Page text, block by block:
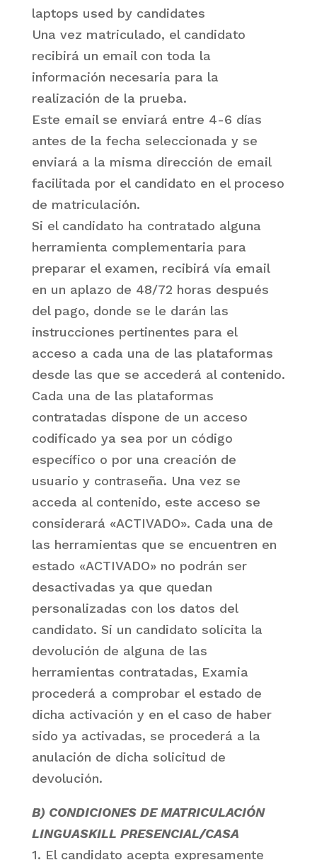
laptops used by candidates
Una vez matriculado, el candidato
recibirá un email con toda la
información necesaria para la
realización de la prueba.
Este email se enviará entre 4-6 días
antes de la fecha seleccionada y se
enviará a la misma dirección de email
facilitada por el candidato en el proceso
de matriculación.
Si el candidato ha contratado alguna
herramienta complementaria para
preparar el examen, recibirá vía email
en un aplazo de 48/72 horas después
del pago, donde se le darán las
instrucciones pertinentes para el
acceso a cada una de las plataformas
desde las que se accederá al contenido.
Cada una de las plataformas
contratadas dispone de un acceso
codificado ya sea por un código
específico o por una creación de
usuario y contraseña. Una vez se
acceda al contenido, este acceso se
considerará «ACTIVADO». Cada una de
las herramientas que se encuentren en
estado «ACTIVADO» no podrán ser
desactivadas ya que quedan
personalizadas con los datos del
candidato. Si un candidato solicita la
devolución de alguna de las
herramientas contratadas, Examia
procederá a comprobar el estado de
dicha activación y en el caso de haber
sido ya activadas, se procederá a la
anulación de dicha solicitud de
devolución.
B) CONDICIONES DE MATRICULACIÓN
LINGUASKILL PRESENCIAL/CASA
1. El candidato acepta expresamente